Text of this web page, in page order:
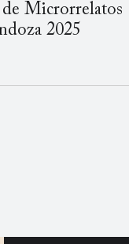
Microrrelatos
2025